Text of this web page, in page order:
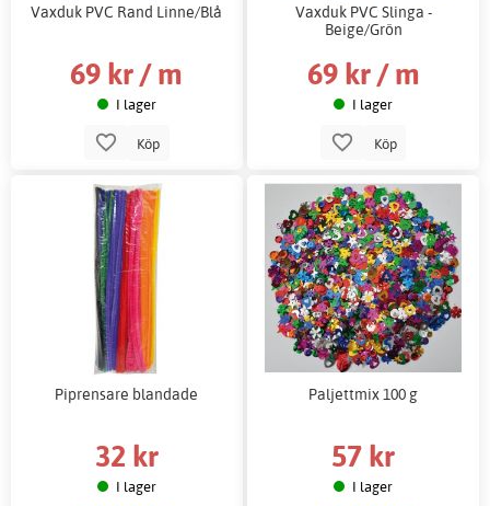
Vaxduk PVC Rand Linne/Blå
69 kr / m
I lager
Köp
Vaxduk PVC Slinga -
Beige/Grön
69 kr / m
I lager
Köp
Piprensare blandade
32 kr
I lager
Paljettmix 100 g
57 kr
I lager